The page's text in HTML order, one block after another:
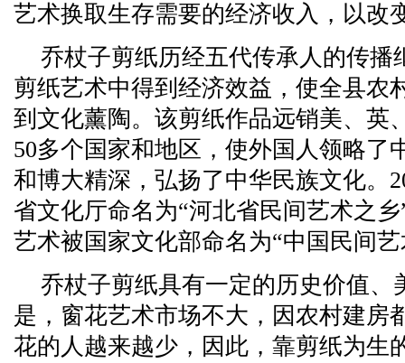
艺术换取生存需要的经济收入，以改
乔杖子剪纸历经五代传承人的传播
剪纸艺术中得到经济效益，使全县农
到文化薰陶。该剪纸作品远销美、英
50多个国家和地区，使外国人领略了
和博大精深，弘扬了中华民族文化。
省文化厅命名为“河北省民间艺术之
艺术被国家文化部命名为“中国民间
乔杖子剪纸具有一定的历史价值、
是，窗花艺术市场不大，因农村建房
花的人越来越少，因此，靠剪纸为生